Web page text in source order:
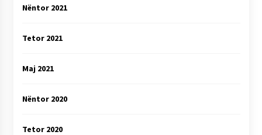
Nëntor 2021
Tetor 2021
Maj 2021
Nëntor 2020
Tetor 2020